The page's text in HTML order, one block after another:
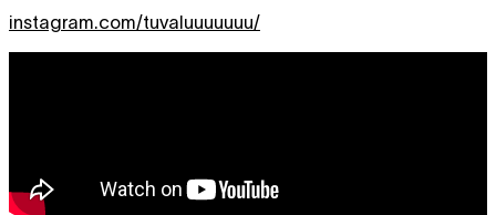
instagram.com/tuvaluuuuuuu/